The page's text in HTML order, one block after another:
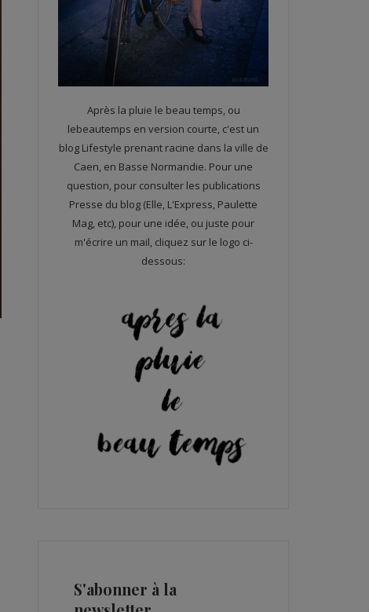
Après la pluie le beau temps, ou
lebeautemps en version courte, c'est un
blog Lifestyle prenant racine dans la ville de
Caen, en Basse Normandie. Pour une
question, pour consulter les publications
Presse du blog (Elle, L'Express, Paulette
Mag, etc), pour une idée, ou juste pour
m'écrire un mail, cliquez sur le logo ci-
dessous:
S'abonner à la